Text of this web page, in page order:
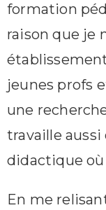
formation
raison que je
jeunes profs
une
travaille aussi
didactique
En me